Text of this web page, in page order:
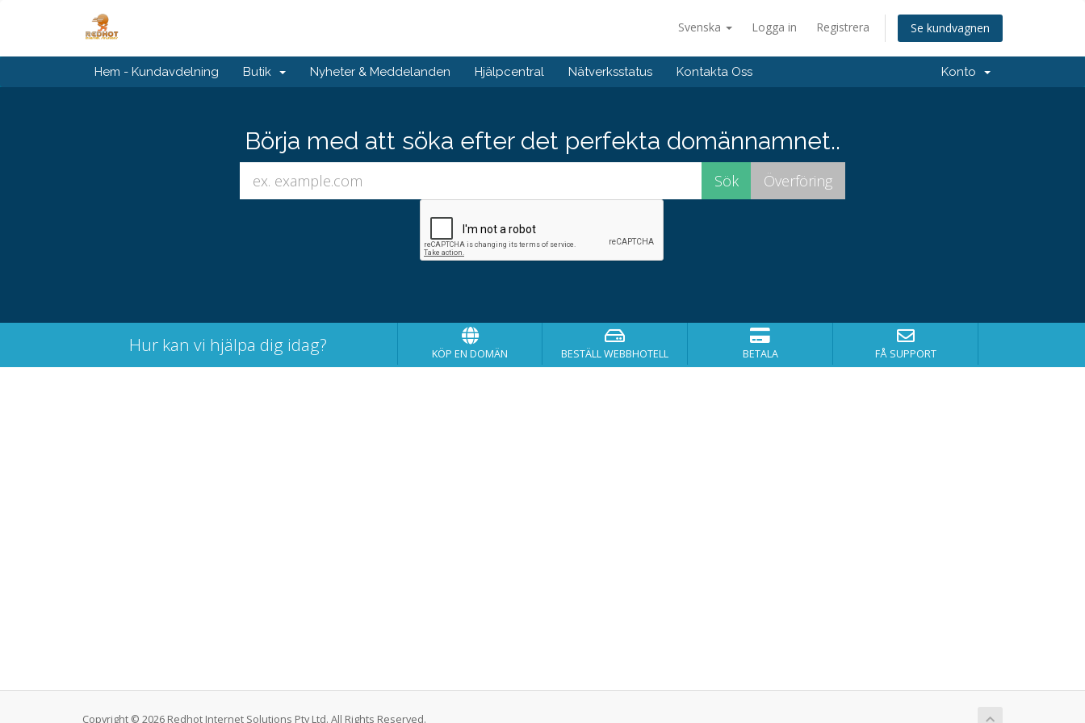
Svenska Logga in Registrera Se kundvagnen
Hem - Kundavdelning Butik Nyheter & Meddelanden Hjälpcentral Nätverksstatus Kontakta Oss Konto
Börja med att söka efter det perfekta domännamnet..
Hur kan vi hjälpa dig idag? KÖP EN DOMÄN BESTÄLL WEBBHOTELL BETALA FÅ SUPPORT
Copyright © 2026 Redhot Internet Solutions Pty Ltd. All Rights Reserved.